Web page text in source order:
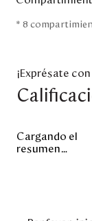
* 8
¡Exprésate
Cargando el
resumen…